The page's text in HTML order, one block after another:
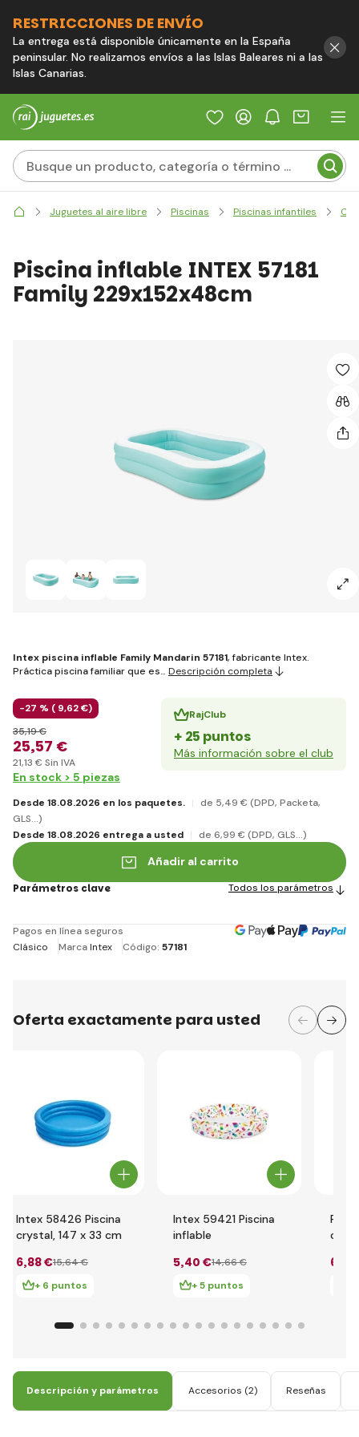
RESTRICCIONES DE ENVÍO
La entrega está disponible únicamente en la España
peninsular. No realizamos envíos a las Islas Baleares ni a las
Islas Canarias.
Juguetes al aire libre Piscinas Piscinas infantiles
Piscina inflable INTEX 57181
Family 229x152x48cm
Intex piscina inflable Family Mandarin 57181, fabricante Intex.
Práctica piscina familiar que es… Descripción completa
-27 % ( 9,62 €)
25,57 €
35,19 €
21,13 € Sin IVA
RajClub
+ 25 puntos
Más información sobre el club
En stock > 5 piezas
Desde 18.08.2026 en los paquetes. de 5,49 € (DPD, Packeta,
GLS...)
Desde 18.08.2026 entrega a usted
de 6,99 € (DPD, GLS...)
Añadir al carrito
Parámetros clave Todos los parámetros
Pagos en línea seguros
Clásico
MarcaIntex Código: 57181
Oferta exactamente para usted
Intex 58426 Piscina
crystal, 147 x 33 cm
6,88 €15,64 €
+ 6 puntos
Intex 59421 Piscina
inflable
5,40 €14,66 €
+ 5 puntos
con
6
Descripción y parámetros Accesorios (2) Reseñas